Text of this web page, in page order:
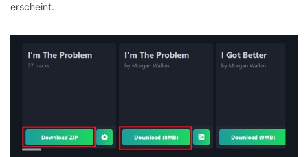
erscheint.